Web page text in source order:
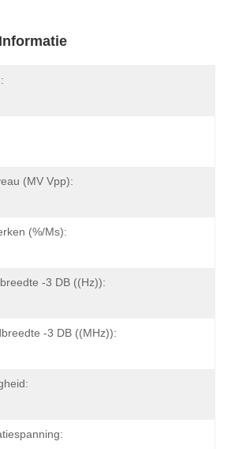
(mV Vpp):
(%/ms):
-3 DB ((Hz)):
-3 DB ((MHz)):